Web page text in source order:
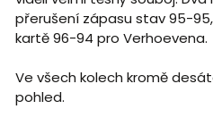
přerušení zápasu stav 95-
kartě 96-94 pro Verhoevena.
Ve všech kolech kromě
pohled.